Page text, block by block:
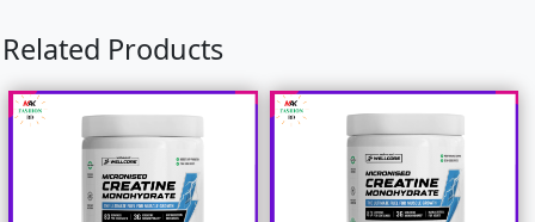
Related Products